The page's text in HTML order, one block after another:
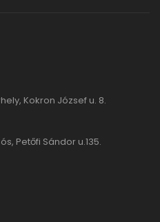
Kokron József u. 8.
Petőfi Sándor u.135.